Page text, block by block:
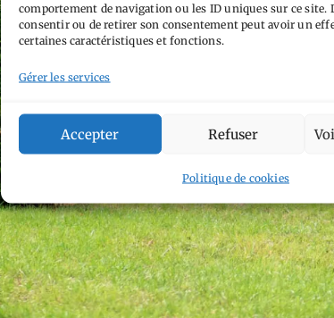
comportement de navigation ou les ID uniques sur ce site.
consentir ou de retirer son consentement peut avoir un
certaines caractéristiques et fonctions.
Gérer les services
Accepter Refuser
Politique de cookies